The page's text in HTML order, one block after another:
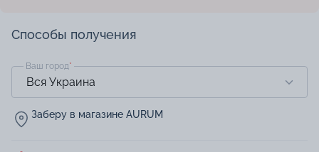
Способы получения
Ваш город*
Заберу в магазине AURUM